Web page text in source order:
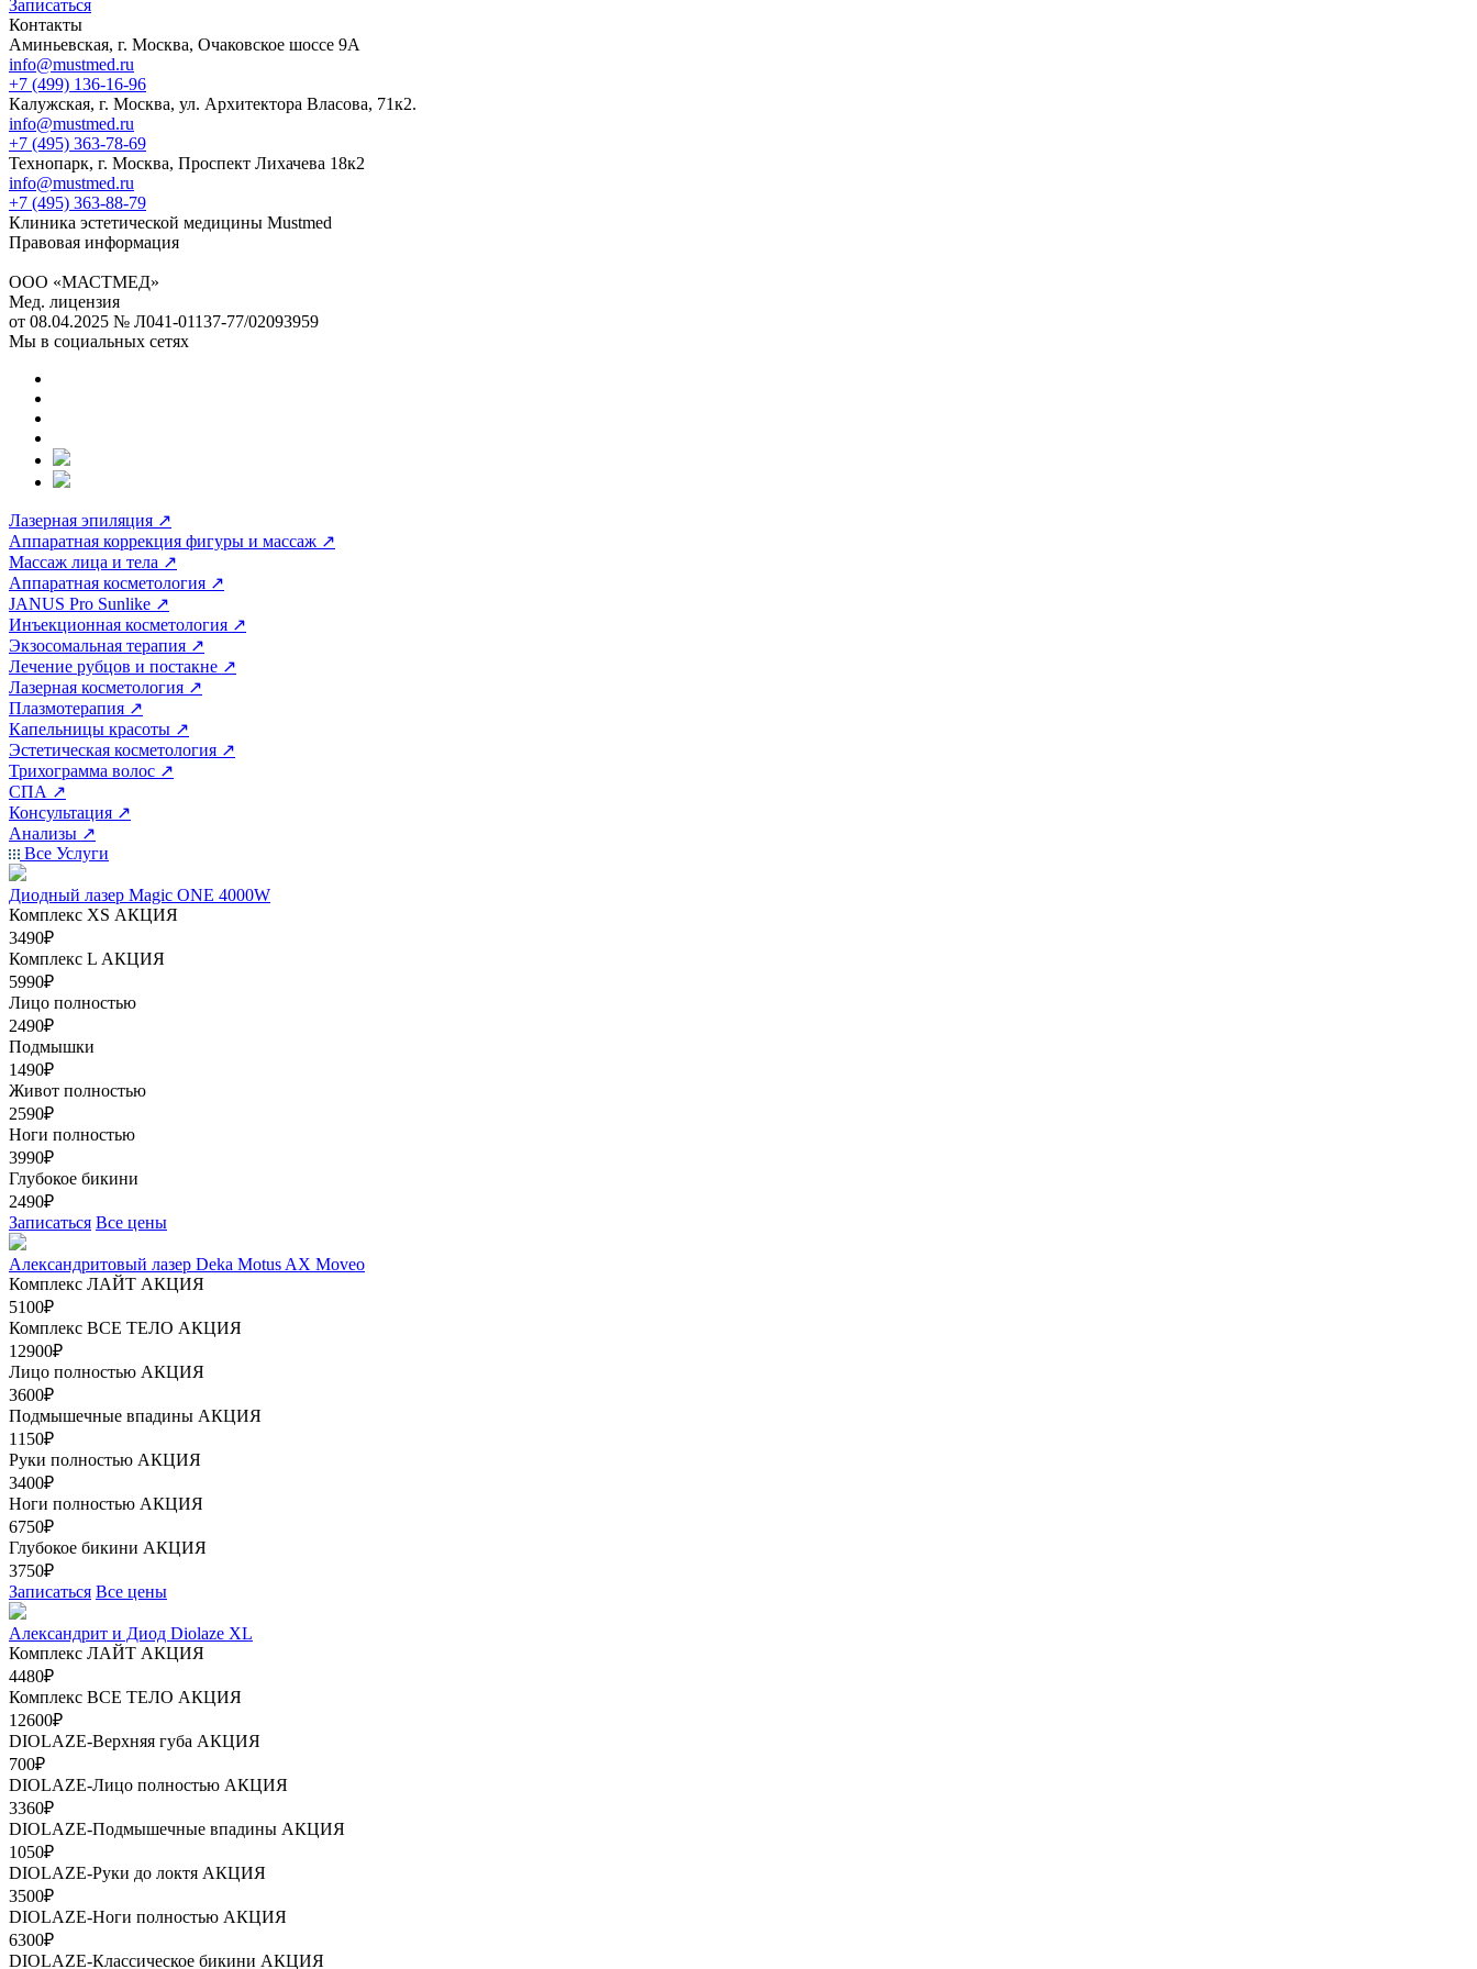
Записаться
Контакты
Аминьевская, г. Москва, Очаковское шоссе 9А
info@mustmed.ru
+7 (499) 136-16-96
Калужская, г. Москва, ул. Архитектора Власова, 71к2.
info@mustmed.ru
+7 (495) 363-78-69
Технопарк, г. Москва, Проспект Лихачева 18к2
info@mustmed.ru
+7 (495) 363-88-79
Клиника эстетической медицины Mustmed
Правовая информация
ООО «МАСТМЕД»
Мед. лицензия
от 08.04.2025 № Л041-01137-77/02093959
Мы в социальных сетях
Лазерная эпиляция ↗
Аппаратная коррекция фигуры и массаж ↗
Массаж лица и тела ↗
Аппаратная косметология ↗
JANUS Pro Sunlike ↗
Инъекционная косметология ↗
Экзосомальная терапия ↗
Лечение рубцов и постакне ↗
Лазерная косметология ↗
Плазмотерапия ↗
Капельницы красоты ↗
Эстетическая косметология ↗
Трихограмма волос ↗
СПА ↗
Консультация ↗
Анализы ↗
Все Услуги
Диодный лазер Magic ONE 4000W
Комплекс ХS АКЦИЯ
3490₽
Комплекс L АКЦИЯ
5990₽
Лицо полностью
2490₽
Подмышки
1490₽
Живот полностью
2590₽
Ноги полностью
3990₽
Глубокое бикини
2490₽
Записаться Все цены
Александритовый лазер Deka Motus AX Moveo
Комплекс ЛАЙТ АКЦИЯ
5100₽
Комплекс ВСЕ ТЕЛО АКЦИЯ
12900₽
Лицо полностью АКЦИЯ
3600₽
Подмышечные впадины АКЦИЯ
1150₽
Руки полностью АКЦИЯ
3400₽
Ноги полностью АКЦИЯ
6750₽
Глубокое бикини АКЦИЯ
3750₽
Записаться Все цены
Александрит и Диод Diolaze XL
Комплекс ЛАЙТ АКЦИЯ
4480₽
Комплекс ВСЕ ТЕЛО АКЦИЯ
12600₽
DIOLAZE-Верхняя губа АКЦИЯ
700₽
DIOLAZE-Лицо полностью АКЦИЯ
3360₽
DIOLAZE-Подмышечные впадины АКЦИЯ
1050₽
DIOLAZE-Руки до локтя АКЦИЯ
3500₽
DIOLAZE-Ноги полностью АКЦИЯ
6300₽
DIOLAZE-Классическое бикини АКЦИЯ